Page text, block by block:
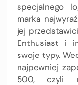
specjalnego
marka
jej
Enthusiast i
swoje typy.
najpewniej
500, czyli